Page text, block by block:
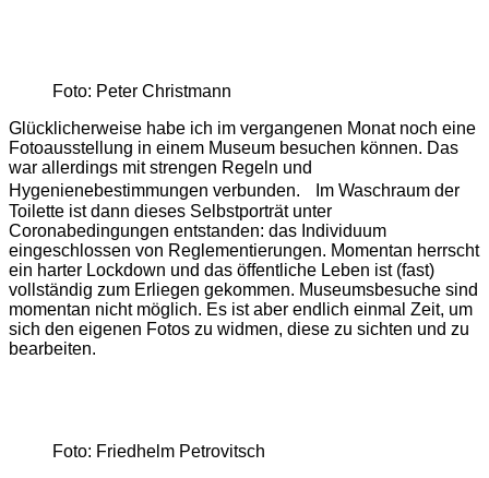
Foto: Peter Christmann
Glücklicherweise habe ich im vergangenen Monat noch eine
Fotoausstellung in einem Museum besuchen können. Das
war allerdings mit strengen Regeln und
Hygenienebestimmungen verbunden. Im Waschraum der
Toilette ist dann dieses Selbstporträt unter
Coronabedingungen entstanden: das Individuum
eingeschlossen von Reglementierungen. Momentan herrscht
ein harter Lockdown und das öffentliche Leben ist (fast)
vollständig zum Erliegen gekommen. Museumsbesuche sind
momentan nicht möglich. Es ist aber endlich einmal Zeit, um
sich den eigenen Fotos zu widmen, diese zu sichten und zu
bearbeiten.
Foto: Friedhelm Petrovitsch